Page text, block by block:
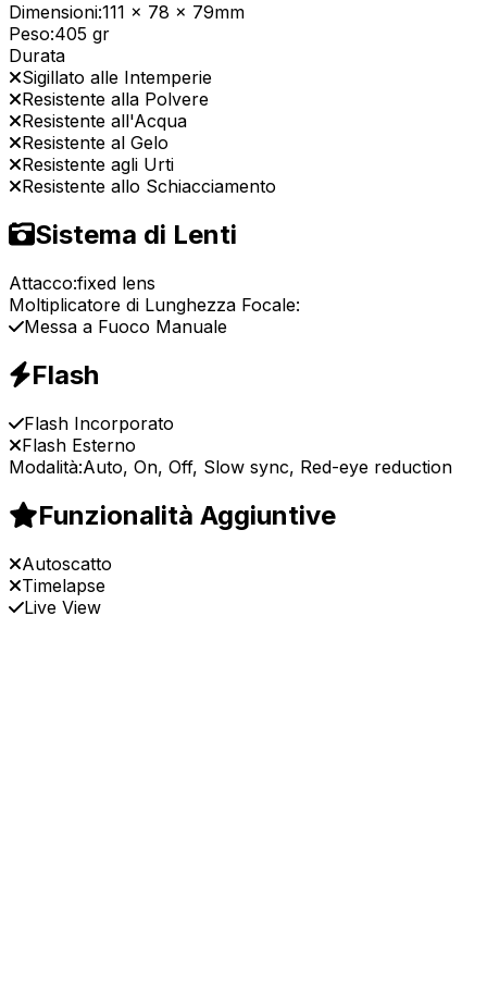
Dimensioni:111 x 78 x 79mm
Peso:405 gr
Durata
Sigillato alle Intemperie
Resistente alla Polvere
Resistente all'Acqua
Resistente al Gelo
Resistente agli Urti
Resistente allo Schiacciamento
Sistema di Lenti
Attacco:fixed lens
Moltiplicatore di Lunghezza Focale:
Messa a Fuoco Manuale
Flash
Flash Incorporato
Flash Esterno
Modalità:Auto, On, Off, Slow sync, Red-eye reduction
Funzionalità Aggiuntive
Autoscatto
Timelapse
Live View